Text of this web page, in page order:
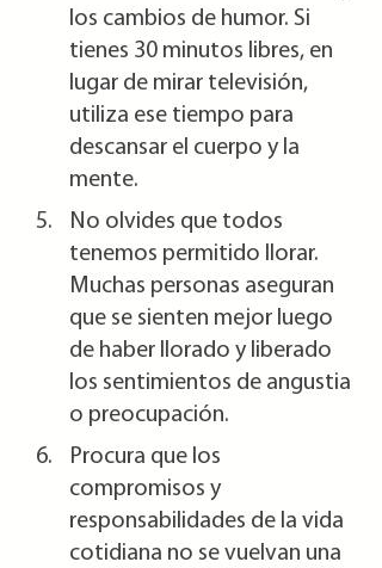
los cambios de humor. Si
tienes 30 minutos libres, en
lugar de mirar televisión,
utiliza ese tiempo para
descansar el cuerpo y la
mente.
No olvides que todos
tenemos permitido llorar.
Muchas personas aseguran
que se sienten mejor luego
de haber llorado y liberado
los sentimientos de angustia
o preocupación.
Procura que los
compromisos y
responsabilidades de la vida
cotidiana no se vuelvan una